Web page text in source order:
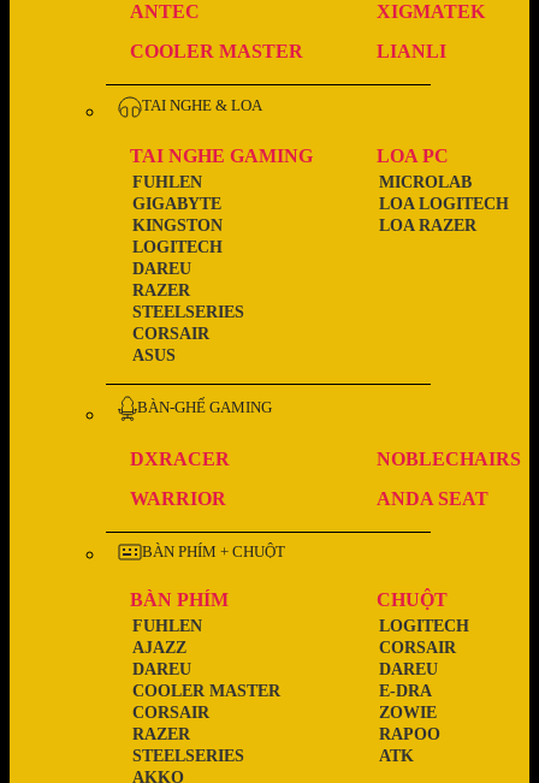
ANTEC
XIGMATEK
COOLER MASTER
LIANLI
TAI NGHE & LOA
TAI NGHE GAMING
ASUS
CORSAIR
STEELSERIES
RAZER
DAREU
LOGITECH
KINGSTON
GIGABYTE
FUHLEN
LOA PC
LOA RAZER
LOA LOGITECH
MICROLAB
BÀN-GHẾ GAMING
DXRACER
NOBLECHAIRS
WARRIOR
ANDA SEAT
BÀN PHÍM + CHUỘT
BÀN PHÍM
AKKO
STEELSERIES
RAZER
CORSAIR
COOLER MASTER
DAREU
AJAZZ
FUHLEN
CHUỘT
ATK
RAPOO
ZOWIE
E-DRA
DAREU
CORSAIR
LOGITECH